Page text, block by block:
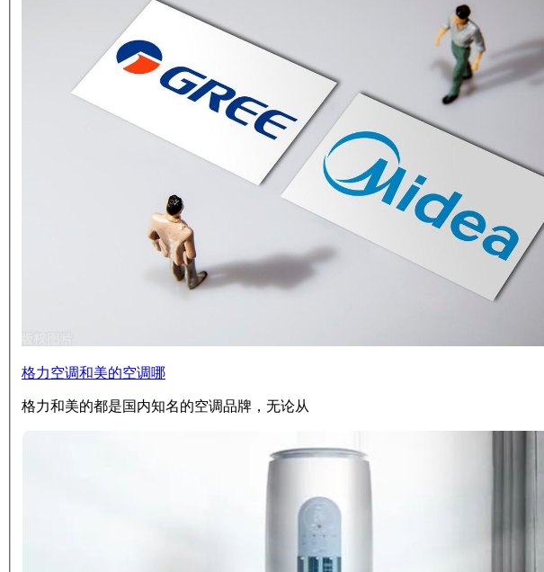
格力空调和美的空调哪
格力和美的都是国内知名的空调品牌，无论从